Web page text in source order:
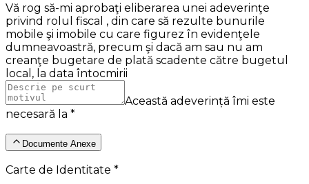
Vă rog să-mi aprobaţi eliberarea unei adeverinţe
privind rolul fiscal , din care să rezulte bunurile
mobile şi imobile cu care figurez în evidenţele
dumneavoastră, precum şi dacă am sau nu am
creanţe bugetare de plată scadente către bugetul
local, la data întocmirii
Această adeverință îmi este
necesară la *
Documente Anexe
Carte de Identitate *